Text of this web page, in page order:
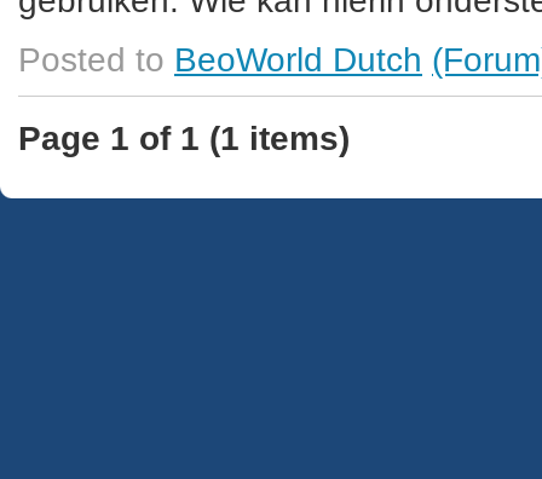
Posted to BeoWorld Dutch
Page 1 of 1 (1 items)